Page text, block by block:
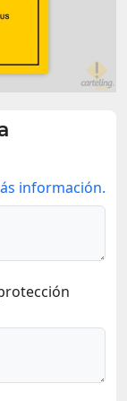
información.